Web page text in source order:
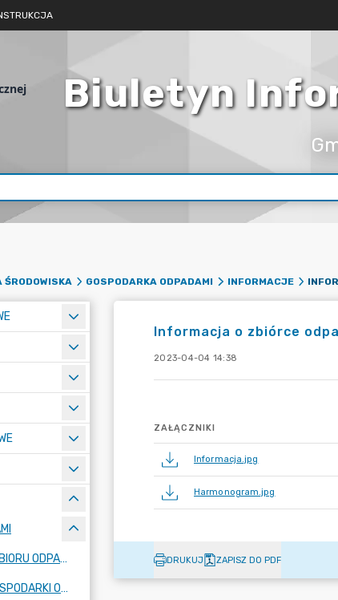
Biuletyn
ŚRODOWISKA GOSPODARKA ODPADAMI INFORMACJE
HARMONOGRAM ODBIORU ODPADÓW OD WŁAŚCICIELI NIERUCHOMOŚCI
ANALIZA STANU GOSPODARKI ODPADAMI KOMUNALNYMI
Informacja o zbiórce
2023-04-04 14:38
ZAŁĄCZNIKI
Informacja.jpg
Harmonogram.jpg
DRUKUJ ZAPISZ DO PDF